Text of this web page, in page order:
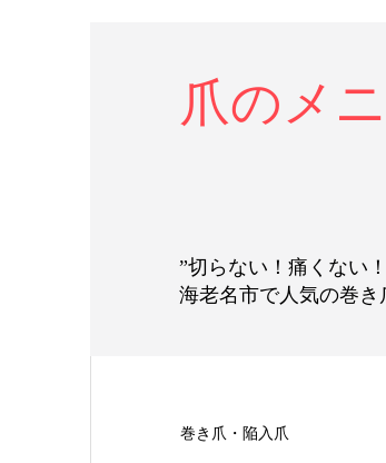
爪のメ
”切らない！痛くない
海老名市で人気の巻き
巻き爪・陥入爪